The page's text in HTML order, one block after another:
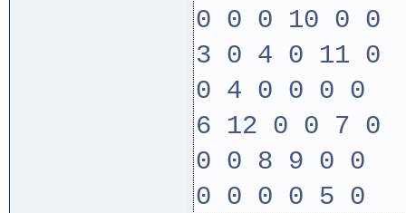
0 0 0 10 0 0
3 0 4 0 11 0
0 4 0 0 0 0
6 12 0 0 7 0
0 0 8 9 0 0
0 0 0 0 5 0